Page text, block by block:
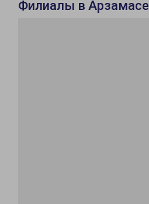
Филиалы в Арзамасе